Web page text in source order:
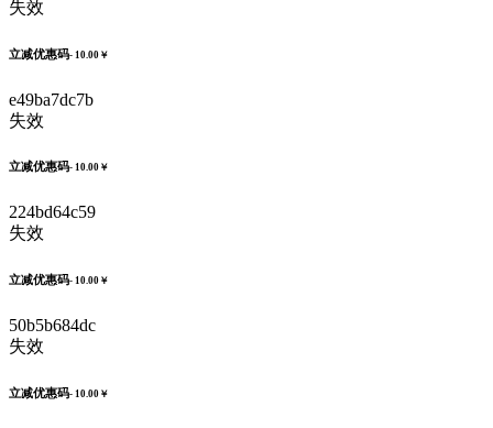
失效
立减优惠码- 10.00￥
e49ba7dc7b
失效
立减优惠码- 10.00￥
224bd64c59
失效
立减优惠码- 10.00￥
50b5b684dc
失效
立减优惠码- 10.00￥